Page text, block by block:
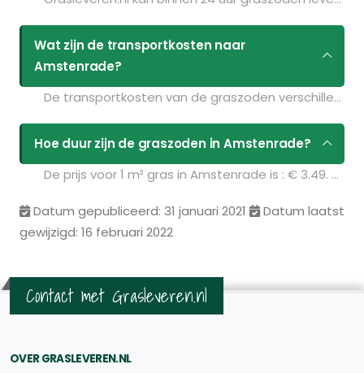
Wat zijn de transportkosten naar
Amstenrade?
De transportkosten van de graszoden verschillen per postcodegebied en zijn afhankelijk van de hoeveelheid graszoden die u bestelt. Bent u benieuwd naar de prijzen? Vul uw gegevens in op de pagina
Hoe duur zijn de graszoden in Amstenrade?
De prijs voor 1 m² gras in Amstenrade is : € 3.49. U kunt deze graszoden bestellen via de volgende link:
Datum gepubliceerd: 31 januari 2021
Datum laatst
gewijzigd: 16 februari 2022
Contact met Grasleveren.nl
OVER GRASLEVEREN.NL